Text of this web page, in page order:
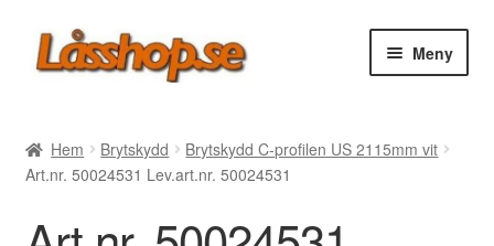
Hoppa
till
Hoppa
till
Meny
Rea
Hem Brytskydd
Brytskydd C-profilen US 2115mm vit
Art.nr. 50024531 Lev.art.nr. 50024531